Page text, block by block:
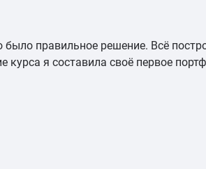
правильное решение. Всё
курса я составила своё первое